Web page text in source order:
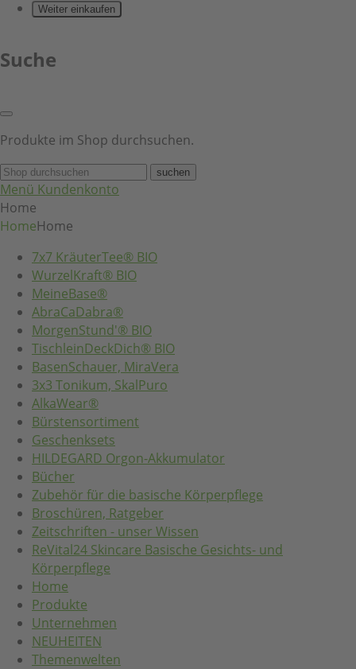
Weiter einkaufen
Suche
Produkte im Shop durchsuchen.
suchen
Menü Kundenkonto
Home
HomeHome
7x7 KräuterTee® BIO
WurzelKraft® BIO
MeineBase®
AbraCaDabra®
MorgenStund'® BIO
TischleinDeckDich® BIO
BasenSchauer, MiraVera
3x3 Tonikum, SkalPuro
AlkaWear®
Bürstensortiment
Geschenksets
HILDEGARD Orgon-Akkumulator
Bücher
Zubehör für die basische Körperpflege
Broschüren, Ratgeber
Zeitschriften - unser Wissen
ReVital24 Skincare Basische Gesichts- und
Körperpflege
Home
Produkte
Unternehmen
NEUHEITEN
Themenwelten